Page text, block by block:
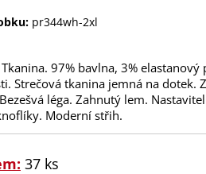
pr344wh-2xl
97% bavlna, 3%
Strečová tkanina jemná na dotek.
léga. Zahnutý lem.
Moderní střih.
37 ks